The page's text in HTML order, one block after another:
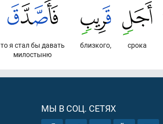
срока
близкого,
то я стал бы давать
милостыню
МЫ В СОЦ. СЕТЯХ